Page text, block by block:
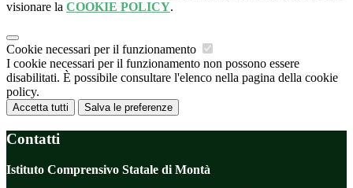
visionare la COOKIE POLICY.
Cookie necessari per il funzionamento
I cookie necessari per il funzionamento non possono essere
disabilitati. È possibile consultare l'elenco nella pagina della cookie
policy.
Accetta tutti Salva le preferenze
Contatti
Istituto Comprensivo Statale di Montà